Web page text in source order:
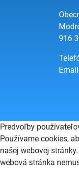
916
Predvoľby
Používame cookies,
našej webovej
webová stránka